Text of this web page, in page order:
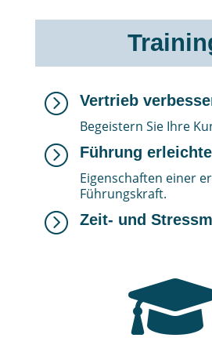
=
Vertrieb
Begeistern Sie Ihre
=
Führung
Eigenschaften einer
Führungskraft.
= Zeit- und